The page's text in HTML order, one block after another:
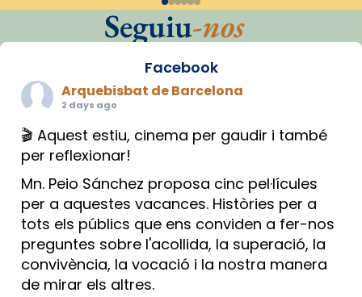
Seguiu-nos
Facebook
Arquebisbat de Barcelona
2 days ago
🎬 Aquest estiu, cinema per gaudir i també
per reflexionar!
Mn. Peio Sánchez proposa cinc pel·lícules
per a aquestes vacances. Històries per a
tots els públics que ens conviden a fer-nos
preguntes sobre l'acollida, la superació, la
convivència, la vocació i la nostra manera
de mirar els altres.